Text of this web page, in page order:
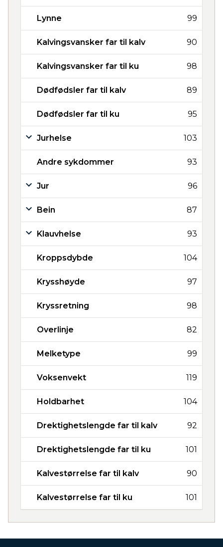
Lynne 99
Kalvingsvansker far til kalv 90
Kalvingsvansker far til ku 98
Dødfødsler far til kalv 89
Dødfødsler far til ku 95
Jurhelse 103
Andre sykdommer 93
Jur 96
Bein 87
Klauvhelse 93
Kroppsdybde 104
Krysshøyde 97
Kryssretning 98
Overlinje 82
Melketype 99
Voksenvekt 119
Holdbarhet 104
Drektighetslengde far til kalv 92
Drektighetslengde far til ku 101
Kalvestørrelse far til kalv 90
Kalvestørrelse far til ku 101